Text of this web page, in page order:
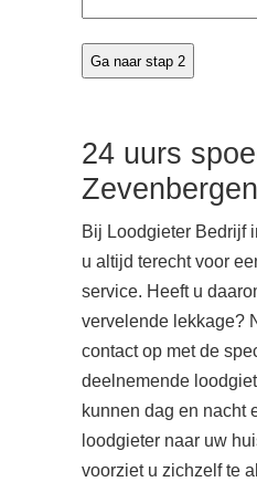
24 uurs
Zevenbergen
Bij Loodgieter Bedrijf
u altijd terecht voor
service. Heeft u
vervelende lekkage?
contact op met de
deelnemende
kunnen dag en nacht
loodgieter naar uw
voorziet u zichzelf te